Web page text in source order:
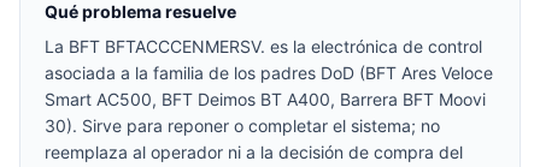
Qué problema resuelve
La BFT BFTACCCENMERSV. es la electrónica de control
asociada a la familia de los padres DoD (BFT Ares Veloce
Smart AC500, BFT Deimos BT A400, Barrera BFT Moovi
30). Sirve para reponer o completar el sistema; no
reemplaza al operador ni a la decisión de compra del